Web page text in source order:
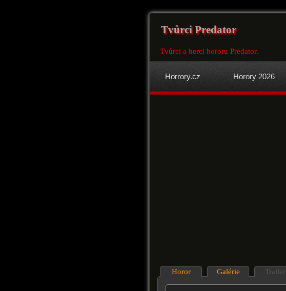
Tvůrci Predator
Tvůrci a herci hororu Predator.
Horrory.cz Horory 2026
Horor Galérie Trailer